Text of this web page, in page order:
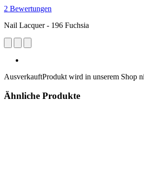
2 Bewertungen
Nail Lacquer - 196 Fuchsia
AusverkauftProdukt wird in unserem Shop
Ähnliche Produkte